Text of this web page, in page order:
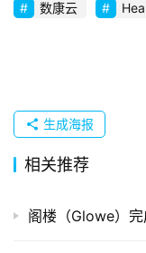
企
发
购
登录
数康云
生成海报
相关推荐
阁楼（Glowe）